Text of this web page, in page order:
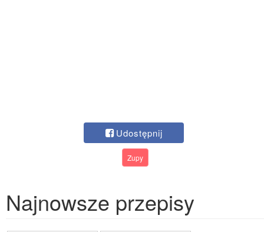
Udostępnij
Zupy
Najnowsze przepisy